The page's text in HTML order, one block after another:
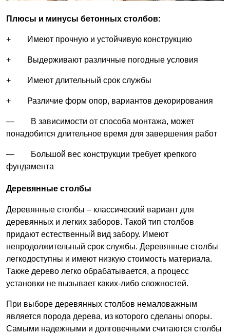
Плюсы и минусы бетонных столбов:
+ Имеют прочную и устойчивую конструкцию
+ Выдерживают различные погодные условия
+ Имеют длительный срок службы
+ Различие форм опор, вариантов декорирования
— В зависимости от способа монтажа, может
понадобится длительное время для завершения работ
— Большой вес конструкции требует крепкого
фундамента
Деревянные столбы
Деревянные столбы – классический вариант для
деревянных и легких заборов. Такой тип столбов
придают естественный вид забору. Имеют
непродолжительный срок службы. Деревянные столбы
легкодоступны и имеют низкую стоимость материала.
Также дерево легко обрабатывается, а процесс
установки не вызывает каких-либо сложностей.
При выборе деревянных столбов немаловажным
является порода дерева, из которого сделаны опоры.
Самыми надежными и долговечными считаются столбы